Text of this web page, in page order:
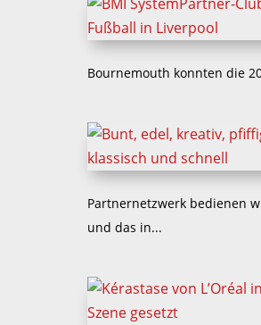
Bournemouth konnten die
Partnernetzwerk bedienen
und das in...